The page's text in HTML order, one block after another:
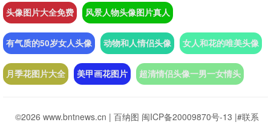
头像图片大全免费 风景人物头像图片真人
有气质的50岁女人头像 动物和人情侣头像 女人和花的唯美头像
月季花图片大全 美甲画花图片 超清情侣头像一男一女情头
©2026 www.bntnews.cn | 百纳图 闽ICP备20009870号-13 |#联系